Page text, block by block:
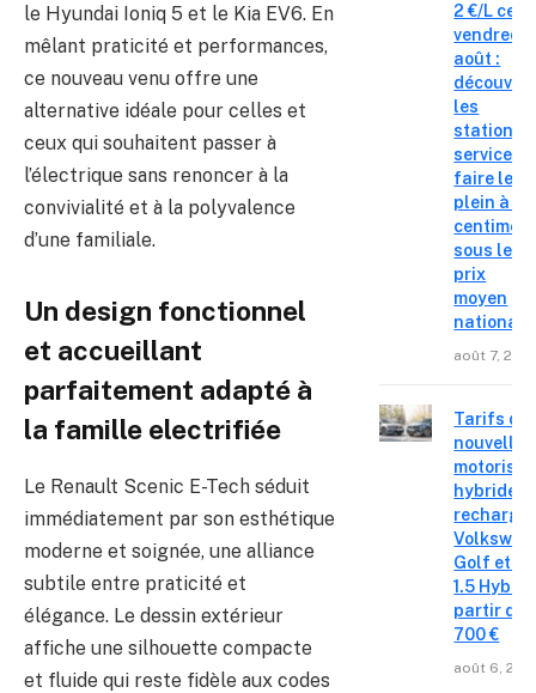
le Hyundai Ioniq 5 et le Kia EV6. En
mêlant praticité et performances,
ce nouveau venu offre une
alternative idéale pour celles et
ceux qui souhaitent passer à
l’électrique sans renoncer à la
convivialité et à la polyvalence
d’une familiale.
Un design fonctionnel
et accueillant
parfaitement adapté à
la famille electrifiée
Le Renault Scenic E-Tech séduit
immédiatement par son esthétique
moderne et soignée, une alliance
subtile entre praticité et
élégance. Le dessin extérieur
affiche une silhouette compacte
et fluide qui reste fidèle aux codes
2 €/L ce
vendredi
août :
les
stations-
service où
faire le
plein à 19
centimes
sous le
prix
moyen
national
août 7,
Tarifs
nouvelles
hybrides
Golf et T-
1.5 Hybrid
partir de
700 €
août 6,